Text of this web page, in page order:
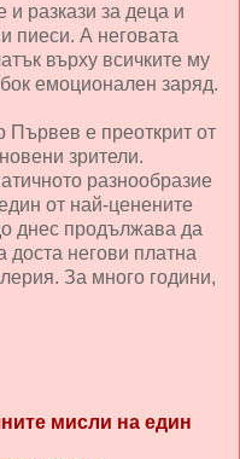
разкази за деца и
пиеси. А неговата
върху всичките му
емоционален заряд.
Първев е преоткрит от
зрители.
разнообразие
от най-ценените
днес продължава да
доста негови платна
За много години,
мисли на един